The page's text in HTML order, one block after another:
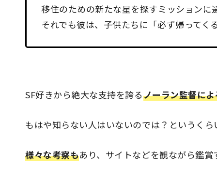
移住のための新たな星を探すミッションに
それでも彼は、子供たちに「必ず帰ってく
SF好きから絶大な支持を誇るノーラン監督に
もはや知らない人はいないのでは？というくら
様々な考察もあり、サイトなどを観ながら鑑